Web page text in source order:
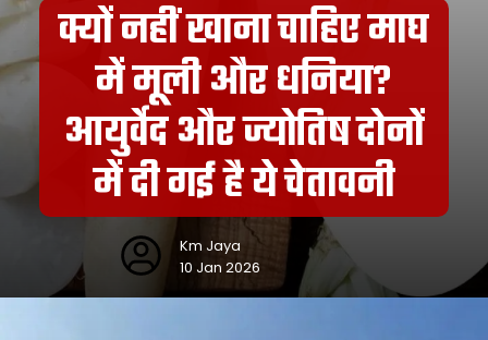
क्यों नहीं खाना चाहिए माघ
में मूली और धनिया?
आयुर्वेद और ज्योतिष दोनों
में दी गई है ये चेतावनी
Km Jaya
10 Jan 2026